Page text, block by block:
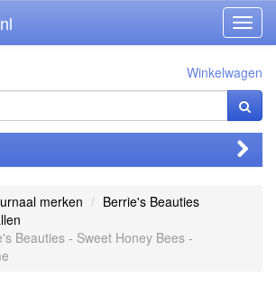
Winkelwagen
merken
Berrie's Beauties
Beauties - Sweet Honey Bees -